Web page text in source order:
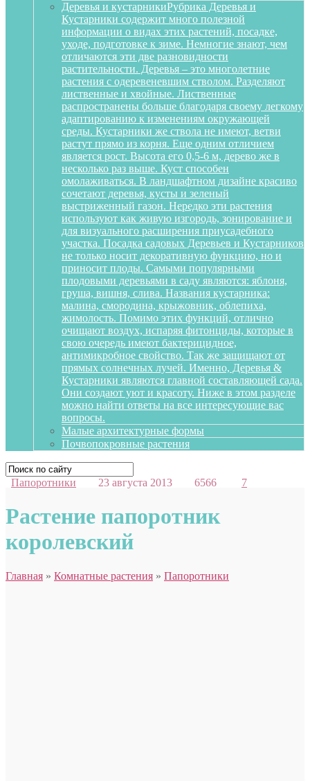
Деревья и кустарникиРубрика Деревья и
Кустарники содержит много полезной
информации о видах этих растений, посадке,
уходе, подготовке к зиме. Немногие знают, чем
отличаются эти две разновидности
растительности. Деревья – это многолетние
растения с одеревеневшим стволом. Разделяют
лиственные и хвойные. Лиственные
распространены больше благодаря своему легкому
адаптированию к изменениям окружающей
среды. Кустарники же ствола не имеют, ветви
растут прямо из корня. Еще одним отличием
является рост. Высота его 0,5-6 м, дерево же в
несколько раз выше. Куст способен
омолаживаться. В ландшафтном дизайне красиво
сочетают деревья, кусты и зеленый
выстриженный газон. Нередко эти растения
используют как живую изгородь, зонирование и
для визуального расширения приусадебного
участка. Посадка садовых Деревьев и Кустарников
не только носит декоративную функцию, но и
приносит плоды. Самыми популярными
плодовыми деревьями в саду являются: яблоня,
груша, вишня, слива. Названия кустарника:
малина, смородина, крыжовник, облепиха,
жимолость. Помимо этих функций, отлично
очищают воздух, испаряя фитонциды, которые в
свою очередь имеют бактерицидное,
антимикробное свойство. Так же защищают от
прямых солнечных лучей. Именно, Деревья &
Кустарники являются главной составляющей сада.
Они создают уют и красоту. Ниже в этом разделе
можно найти ответы на все интересующие вас
вопросы.
Малые архитектурные формы
Почвопокровные растения
Папоротники 23 августа 2013 6566 7
Растение папоротник
королевский
Главная » Комнатные растения » Папоротники